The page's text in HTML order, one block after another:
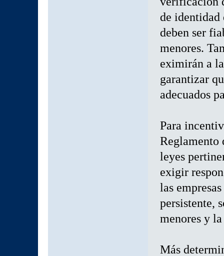
de identidad
deben ser
menores.
eximirán a
garantizar
adecuados
Para
Reglamento
leyes
exigir
las
persistente,
menores y
Más